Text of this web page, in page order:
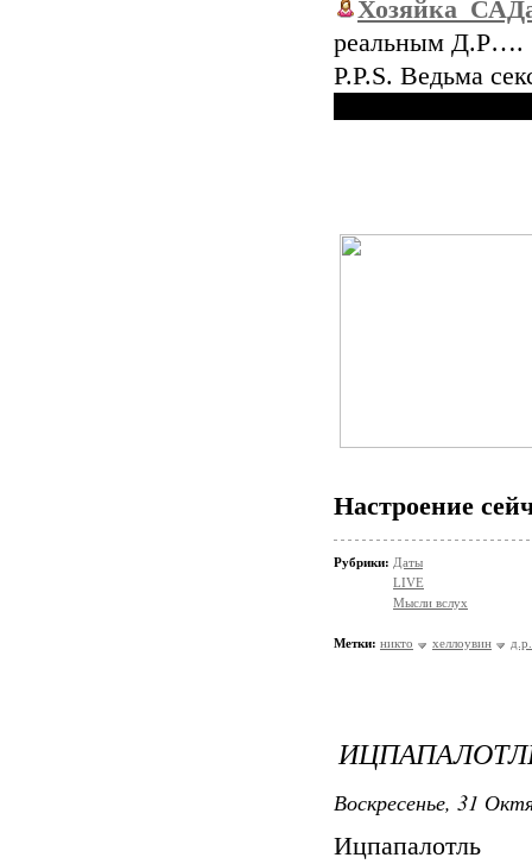
реальным Д.Р….
P.P.S. Ведьма
Настроение
Рубрики: Даты
LIVE
Мысли вслух
Метки: никто хеллоувин д.р.
Воскресенье, 31
Ицпапалотль